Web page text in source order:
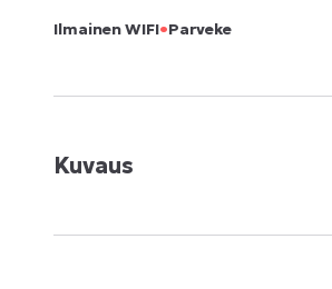
Ilmainen WIFI•Parveke
Kuvaus